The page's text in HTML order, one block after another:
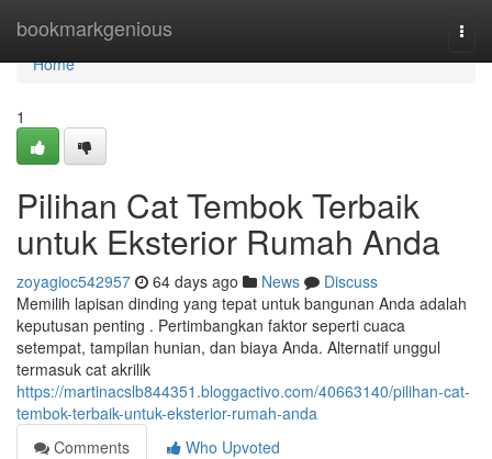
bookmarkgenious
Home
Home
1
Pilihan Cat Tembok Terbaik
untuk Eksterior Rumah Anda
zoyagioc542957 64 days ago News
Discuss
Memilih lapisan dinding yang tepat untuk bangunan Anda adalah
keputusan penting . Pertimbangkan faktor seperti cuaca
setempat, tampilan hunian, dan biaya Anda. Alternatif unggul
termasuk cat akrilik
https://martinacslb844351.bloggactivo.com/40663140/pilihan-cat-
tembok-terbaik-untuk-eksterior-rumah-anda
Comments
Who Upvoted